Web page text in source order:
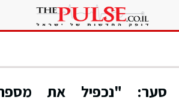
סער: "נכפיל את